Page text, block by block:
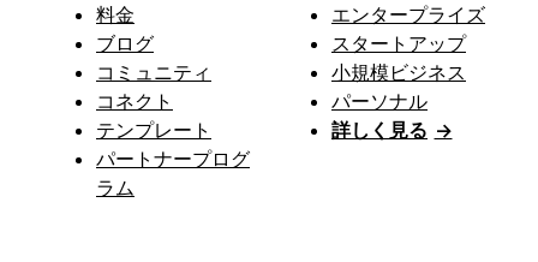
料金
ブログ
コミュニティ
コネクト
テンプレート
パートナープログ
ラム
エンタープライズ
スタートアップ
小規模ビジネス
パーソナル
詳しく見る →